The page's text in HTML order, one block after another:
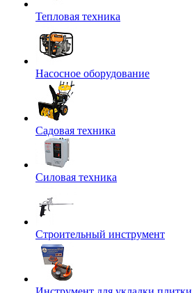
Тепловая техника
Насосное оборудование
Садовая техника
Силовая техника
Строительный инструмент